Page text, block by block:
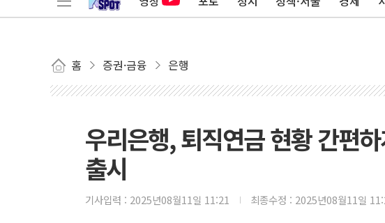
홈 증권·금융 은행
우리은행, 퇴직연금 현황 간편
출시
기사입력 : 2025년08월11일 11:21 최종수정 : 2025년08월11일